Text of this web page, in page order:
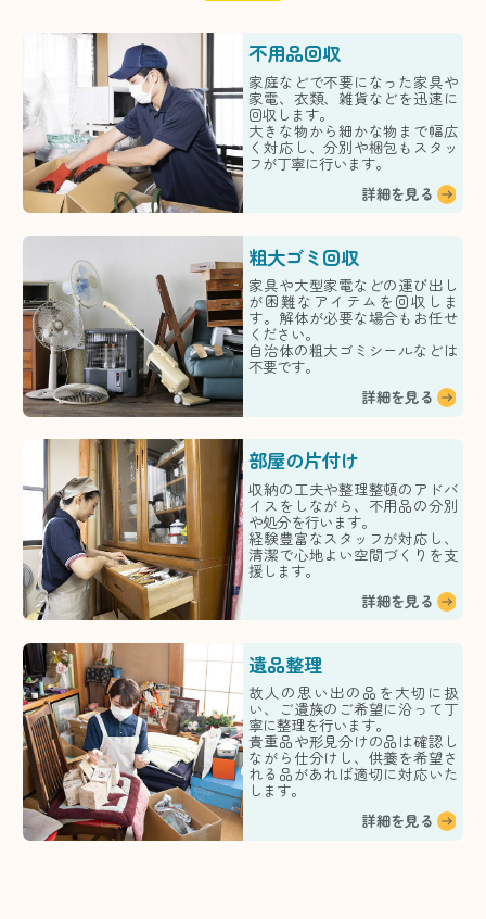
不用品回収
家庭などで不要になった家具や
家電、衣類、雑貨などを迅速に
回収します。
大きな物から細かな物まで幅広
く対応し、分別や梱包もスタッ
フが丁寧に行います。
詳細を見る
粗大ゴミ回収
家具や大型家電などの運び出し
が困難なアイテムを回収しま
す。解体が必要な場合もお任せ
ください。
自治体の粗大ゴミシールなどは
不要です。
詳細を見る
部屋の片付け
収納の工夫や整理整頓のアドバ
イスをしながら、不用品の分別
や処分を行います。
経験豊富なスタッフが対応し、
清潔で心地よい空間づくりを支
援します。
詳細を見る
遺品整理
故人の思い出の品を大切に扱
い、ご遺族のご希望に沿って丁
寧に整理を行います。
貴重品や形見分けの品は確認し
ながら仕分けし、供養を希望さ
れる品があれば適切に対応いた
します。
詳細を見る